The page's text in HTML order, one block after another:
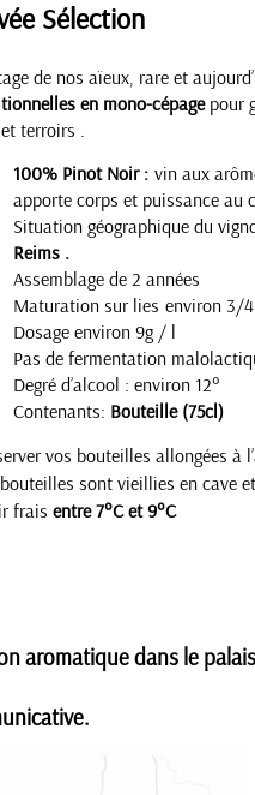
Sélection
de nos aïeux, rare et
en mono-cépagepour
terroirs .
100% Pinot Noir : vin aux
apporte corps et puissance au
Situation géographique du
Reims .
Assemblage de 2 années
Maturation sur lies environ 3/
Dosage environ 9g / l
Pas de fermentation
Degré d’alcool : environ 12°
Contenants: Bouteille (75cl)
vos bouteilles allongées à
sont vieillies en cave et
frais entre 7°C et 9°C
aromatique dans le